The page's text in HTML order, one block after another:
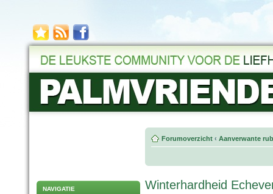
NAVIGATIE
Forumoverzicht ‹ Aanverwante
Winterhardheid